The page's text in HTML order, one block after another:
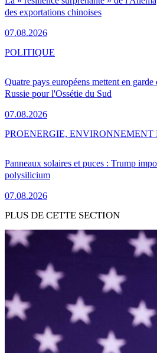
des exportations chinoises
07.08.2026
Quatre pays européens mettent en
Russie pour l'Ossétie du Sud
07.08.2026
POLITIQUE
Panneaux solaires et puces : Trump
polysilicium
07.08.2026
PROENERGIE, ENVIRONNEMENT
PLUS DE CETTE SECTION